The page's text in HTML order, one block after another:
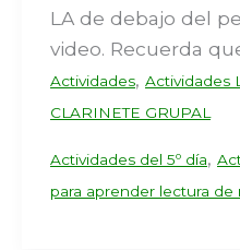
LA de debajo del
video. Recuerda
Actividades, Actividades
CLARINETE GRUPAL
Actividades del 5º día,
para aprender lectura de